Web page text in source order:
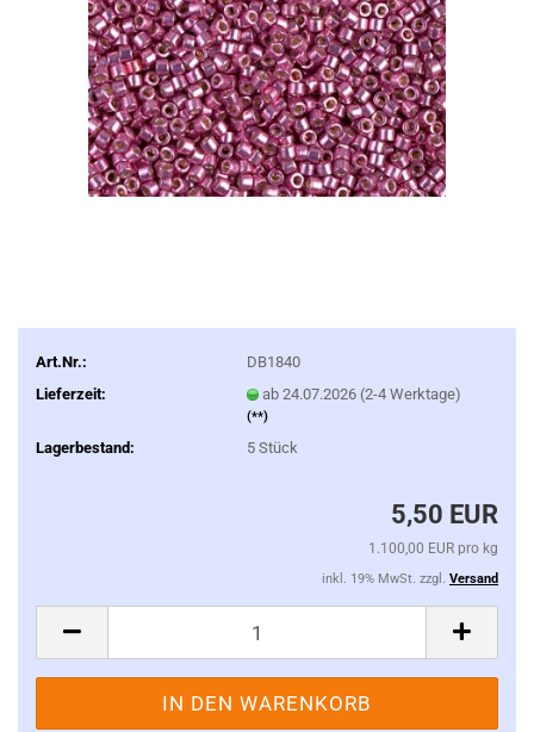
Art.Nr.:
DB1840
Lieferzeit:
ab 24.07.2026 (2-4 Werktage)
(**)
Lagerbestand: 5 Stück
5,50 EUR
1.100,00 EUR pro kg
inkl. 19% MwSt. zzgl. Versand